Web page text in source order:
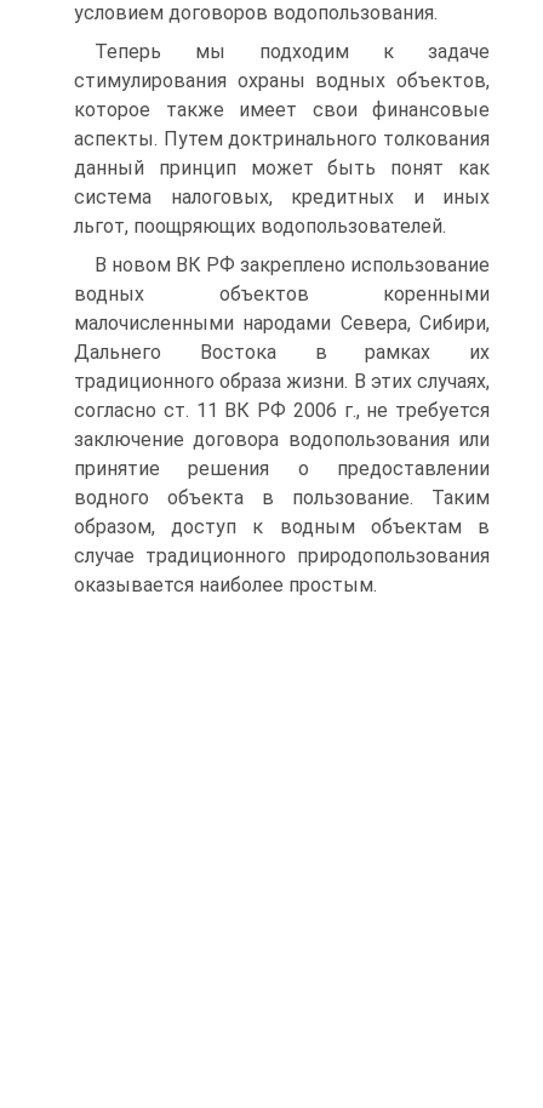
условием договоров водопользования.
Теперь мы подходим к задаче
стимулирования охраны водных объектов,
которое также имеет свои финансовые
аспекты. Путем доктринального толкования
данный принцип может быть понят как
система налоговых, кредитных и иных
льгот, поощряющих водопользователей.
В новом ВК РФ закреплено использование
водных объектов коренными
малочисленными народами Севера, Сибири,
Дальнего Востока в рамках их
традиционного образа жизни. В этих случаях,
согласно ст. 11 ВК РФ 2006 г., не требуется
заключение договора водопользования или
принятие решения о предоставлении
водного объекта в пользование. Таким
образом, доступ к водным объектам в
случае традиционного природопользования
оказывается наиболее простым.